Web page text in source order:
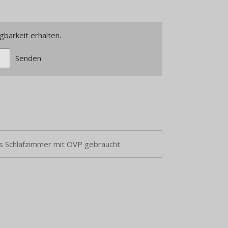
erhalten.
Senden
Schlafzimmer mit OVP gebraucht